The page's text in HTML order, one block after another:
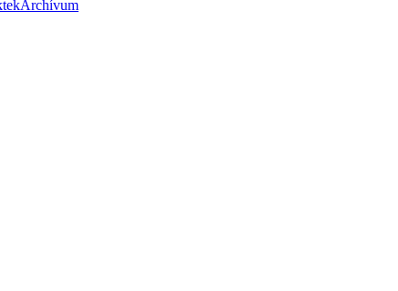
Archívum